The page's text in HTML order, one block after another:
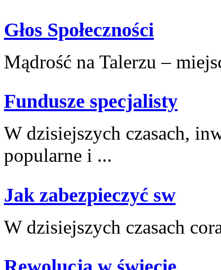
Głos Społeczności
Mądrość na Talerzu –
Fundusze specjalisty
W dzisiejszych czasach,
popularne i ...
Jak zabezpieczyć sw
W dzisiejszych czasach